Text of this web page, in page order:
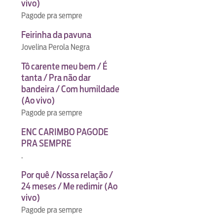
vivo)
Pagode pra sempre
Feirinha da pavuna
Jovelina Perola Negra
Tô carente meu bem / É
tanta / Pra não dar
bandeira / Com humildade
(Ao vivo)
Pagode pra sempre
ENC CARIMBO PAGODE
PRA SEMPRE
.
Por quê / Nossa relação /
24 meses / Me redimir (Ao
vivo)
Pagode pra sempre